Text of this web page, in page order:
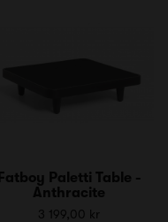
Fatboy Paletti Table -
Anthracite
3 199,00 kr